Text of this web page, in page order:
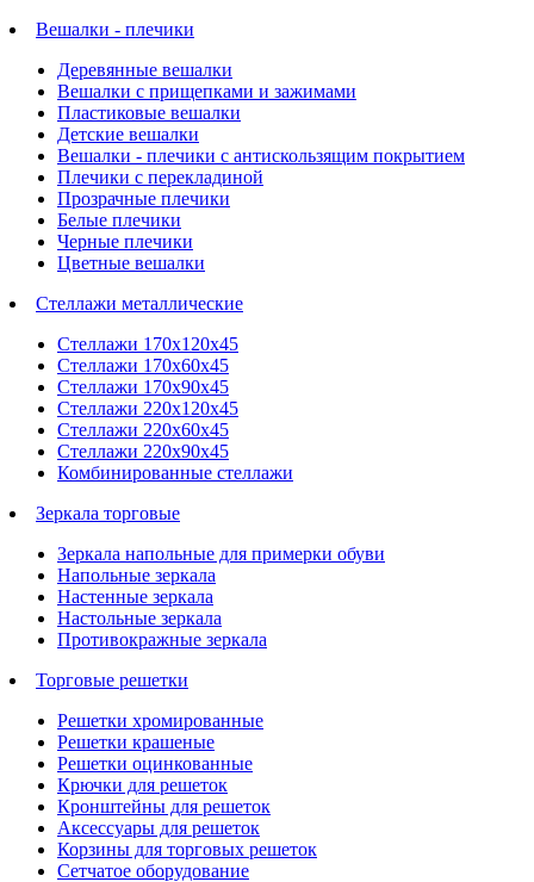
Вешалки - плечики
Деревянные вешалки
Вешалки с прищепками и зажимами
Пластиковые вешалки
Детские вешалки
Вешалки - плечики с антискользящим покрытием
Плечики с перекладиной
Прозрачные плечики
Белые плечики
Черные плечики
Цветные вешалки
Стеллажи металлические
Стеллажи 170х120х45
Стеллажи 170х60х45
Стеллажи 170х90х45
Стеллажи 220х120х45
Стеллажи 220х60х45
Стеллажи 220х90х45
Комбинированные стеллажи
Зеркала торговые
Зеркала напольные для примерки обуви
Напольные зеркала
Настенные зеркала
Настольные зеркала
Противокражные зеркала
Торговые решетки
Решетки хромированные
Решетки крашеные
Решетки оцинкованные
Крючки для решеток
Кронштейны для решеток
Аксессуары для решеток
Корзины для торговых решеток
Сетчатое оборудование